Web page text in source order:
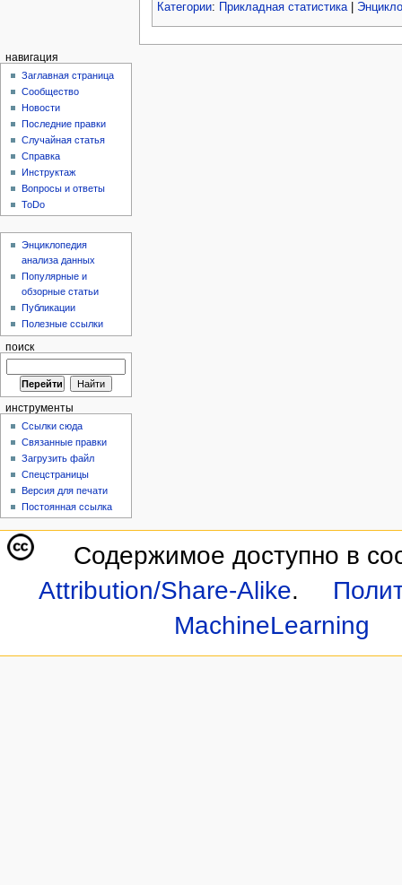
Категории: Прикладная статистика|
навигация
Заглавная страница
Сообщество
Новости
Последние правки
Случайная статья
Справка
Инструктаж
Вопросы и ответы
ToDo
Энциклопедия
анализа данных
Популярные и
обзорные статьи
Публикации
Полезные ссылки
поиск
инструменты
Ссылки сюда
Связанные правки
Загрузить файл
Спецстраницы
Версия для печати
Постоянная ссылка
Содержимое доступно в
Attribution/Share-Alike.
MachineLearning